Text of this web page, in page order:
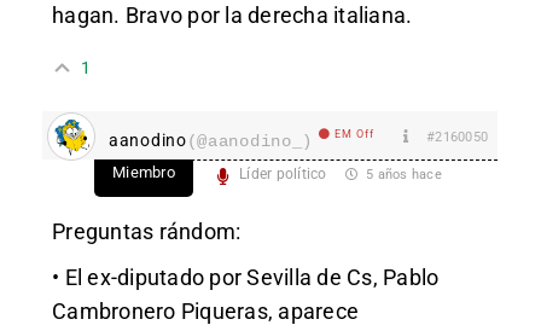
hagan. Bravo por la derecha italiana.
1
aanodino(@aanodino_) EM Off #2160050
Miembro Líder político 5 años hace
Preguntas rándom:
• El ex-diputado por Sevilla de Cs, Pablo
Cambronero Piqueras, aparece